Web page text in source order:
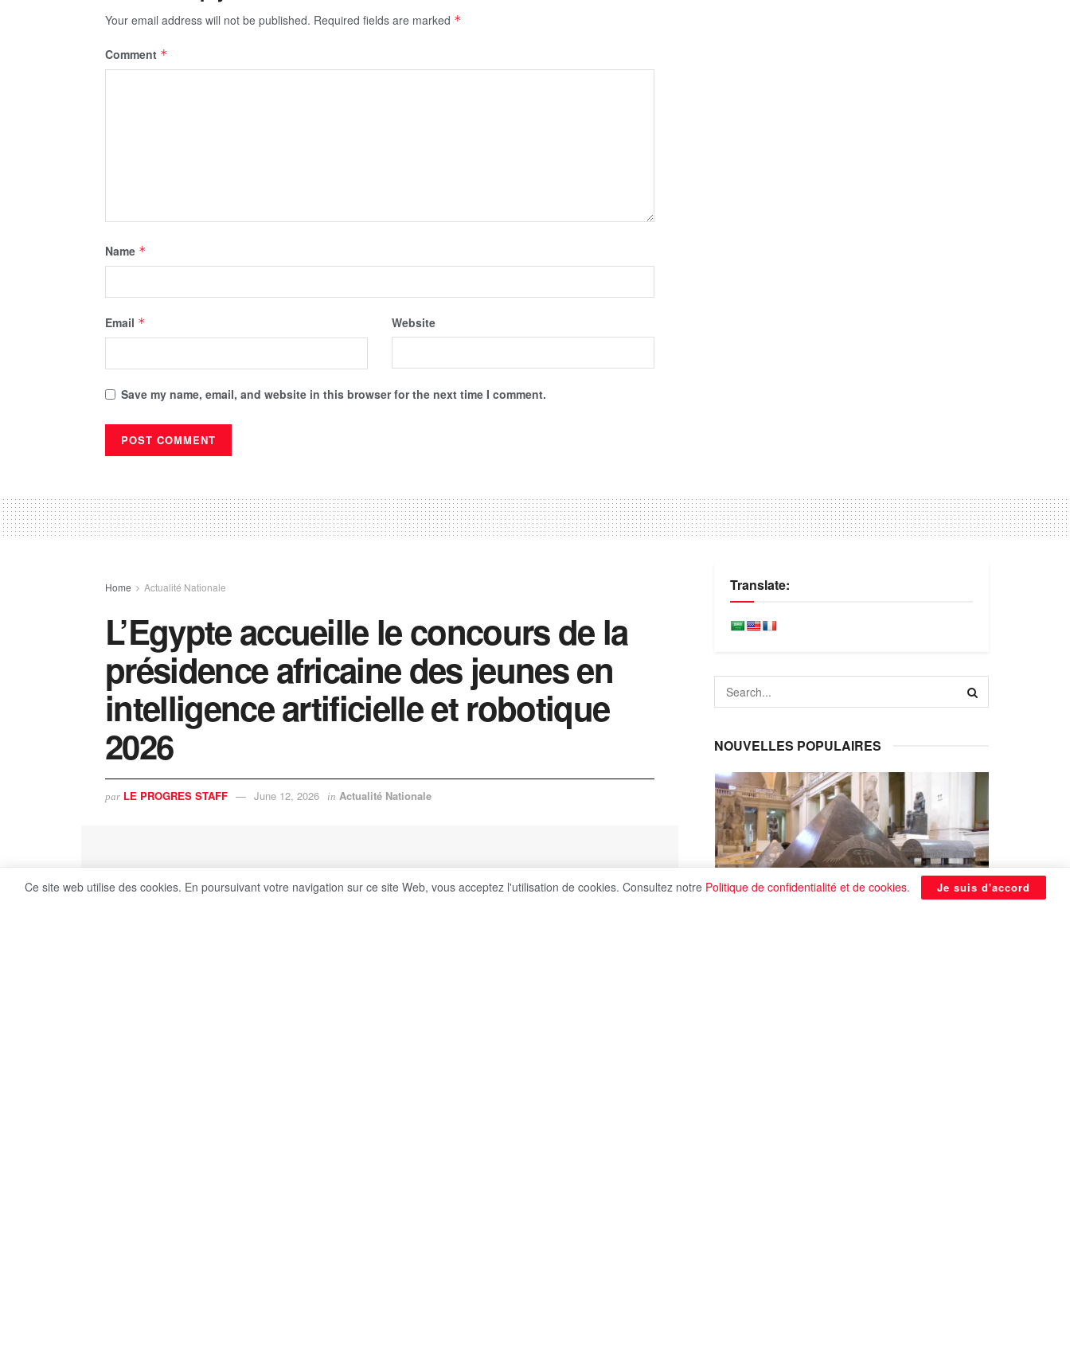
Your email address will not be published. Required fields are marked *
Comment *
Name *
Email * Website
Save my name, email, and website in this browser for the next time I comment.
Home Actualité Nationale
L’Egypte accueille le concours de la
présidence africaine des jeunes en
intelligence artificielle et robotique
2026
par LE PROGRES STAFF June 12, 2026 in Actualité Nationale
Translate:
NOUVELLES POPULAIRES
Ce site web utilise des cookies. En poursuivant votre navigation sur ce site Web, vous acceptez l'utilisation de cookies. Consultez notre Politique de confidentialité et de cookies. Je suis d'accord